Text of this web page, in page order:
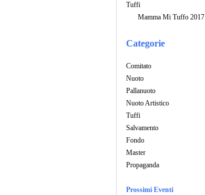
Tuffi
Mamma Mi Tuffo 2017
Categorie
Comitato
Nuoto
Pallanuoto
Nuoto Artistico
Tuffi
Salvamento
Fondo
Master
Propaganda
Prossimi Eventi